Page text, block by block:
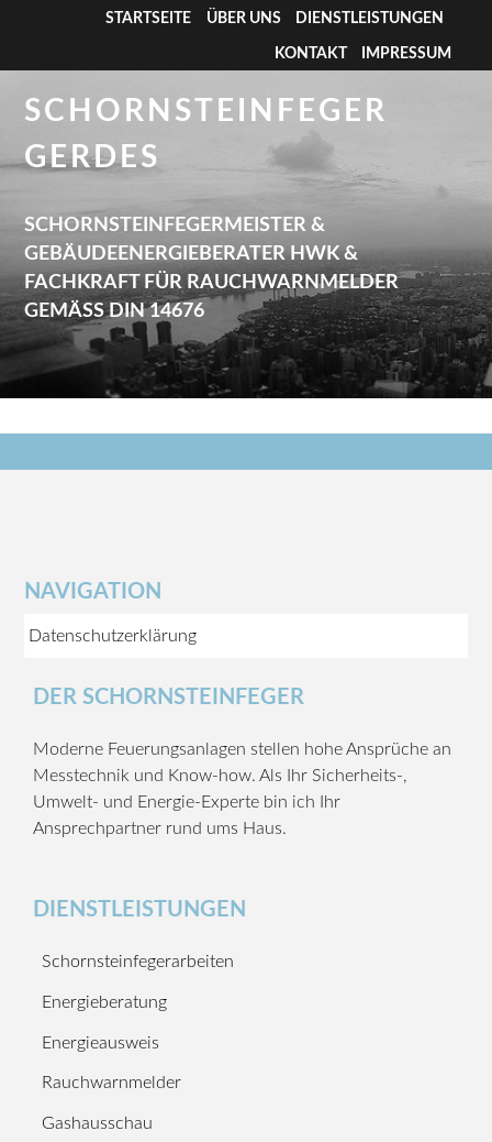
STARTSEITE ÜBER UNS DIENSTLEISTUNGEN
KONTAKT IMPRESSUM
SCHORNSTEINFEGER
GERDES
SCHORNSTEINFEGERMEISTER &
GEBÄUDEENERGIEBERATER HWK &
FACHKRAFT FÜR RAUCHWARNMELDER
GEMÄSS DIN 14676
NAVIGATION
Datenschutzerklärung
DER SCHORNSTEINFEGER
Moderne Feuerungsanlagen stellen hohe Ansprüche an
Messtechnik und Know-how. Als Ihr Sicherheits-,
Umwelt- und Energie-Experte bin ich Ihr
Ansprechpartner rund ums Haus.
DIENSTLEISTUNGEN
Schornsteinfegerarbeiten
Energieberatung
Energieausweis
Rauchwarnmelder
Gashausschau